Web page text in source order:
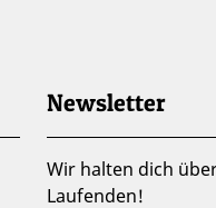
Newsletter
Wir halten dich
Laufenden!